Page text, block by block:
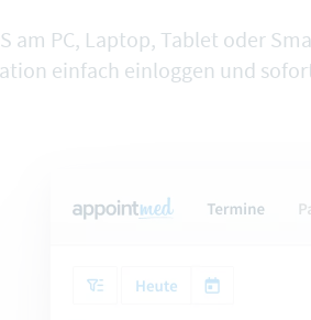
am PC, Laptop, Tablet oder
einfach einloggen und